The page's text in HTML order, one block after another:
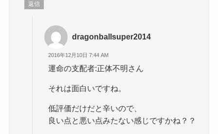
返信
dragonballsuper2014
2016年12月10日 7:44 AM
運命の支配者:正体不明さん
それは面白いですね。
低評価だけだと辛いので、
良い点と悪い点みたない感じですかね？？